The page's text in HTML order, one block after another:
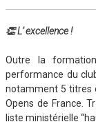
👏 L’ excellence !
Outre la
performance du
notamment 5 titres
Opens de France.
liste ministérielle